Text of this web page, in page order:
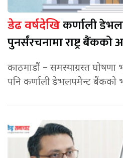
डेढ वर्षदेखिकर्णाली
पुनर्संरचनामा राष्ट्र
काठमाडौं – समस्याग्रस्त घोषणा
पनि कर्णाली डेभलपमेन्ट बैंकको